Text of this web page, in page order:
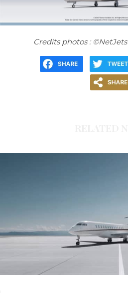
Credits photos : ©NetJets